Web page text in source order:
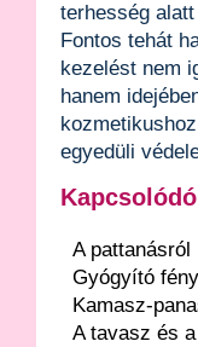
terhesség
Fontos tehát
kezelést nem
hanem
egyedüli
A pattanásról
Gyógyító fény
Kamasz-
A tavasz és